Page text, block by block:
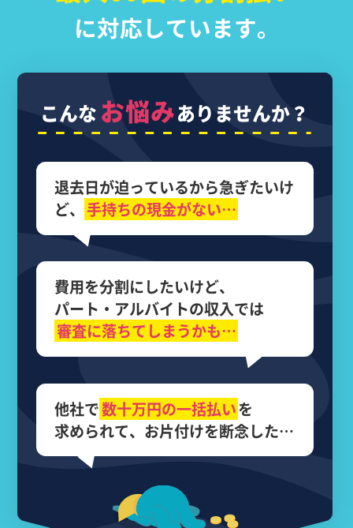
に対応しています。
こんなお悩みありませんか？
退去日が迫っているから急ぎたいけ
ど、 手持ちの現金がない…
費用を分割にしたいけど、
パート・アルバイトの収入では
審査に落ちてしまうかも…
他社で数十万円の一括払いを
求められて、 お片付けを断念した…